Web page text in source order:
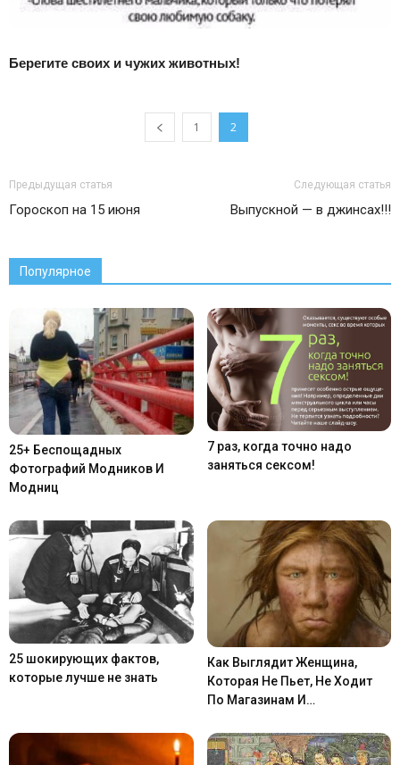
Берегите своих и чужих животных!
1 2
Предыдущая статья
Гороскоп на 15 июня
Следующая статья
Выпускной — в джинсах!!!
Популярное
25+ Беспощадных
Фотографий Модников И
Модниц
7 раз, когда точно надо
заняться сексом!
25 шокирующих фактов,
которые лучше не знать
Как Выглядит Женщина,
Которая Не Пьет, Не Ходит
По Магазинам И…